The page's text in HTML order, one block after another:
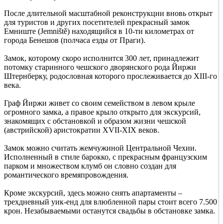
После длительной масштабной реконструкции вновь открыт
для туристов и других посетителей прекрасный замок
Емниште (Jemniště) находящийся в 10-ти километрах от
города Бенешов (полчаса езды от Праги).
Замок, которому скоро исполнится 300 лет, принадлежит
потомку старинного чешского дворянского рода Йиржи
Штернберку, родословная которого прослеживается до XIII-го
века.
Граф Йиржи живет со своим семейством в левом крыле
огромного замка, а правое крыло открыто для экскурсий,
знакомящих с обстановкой и образом жизни чешской
(австрийской) аристократии XVII-XIX веков.
Замок можно считать жемчужиной Центральной Чехии.
Исполненный в стиле барокко, с прекрасным французским
парком и множеством клумб он словно создан для
романтического времяпровождения.
Кроме экскурсий, здесь можно снять апартаменты –
трехдневный уик-енд для влюбленной пары стоит всего 7.500
крон. Незабываемыми останутся свадьбы в обстановке замка.